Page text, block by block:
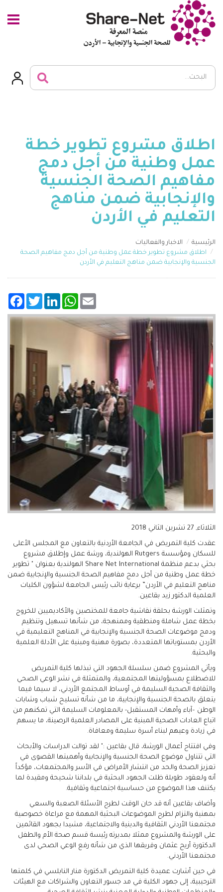
اطلاق مشروع تطوير خطة
عمل وطنية من أجل دمج
مفاهيم الصحة الجنسية
والإنجابية ضمن مناهج
التعليم في الأردن
الرئيسية
الاخبار والفعاليات
اطلاق مشروع تطوير خطة عمل وطنية من أجل دمج مفاهيم الصحة
الجنسية والإنجابية ضمن مناهج التعليم في الأردن
TwitterLinkedInWhatsApp Email
الثلاثاء, 27 تشرين الثاني 2018
عقدت كلية التمريض في الجامعة الأردنية بالتعاون مع المجلس الأعلى
للسكان ومؤسسة Rutgers الهولندية، ورشة عمل وإطلاق مشروع
بحثي بدعم منظمة Share Net International الهولندية بعنوان " تطوير
خطة عمل وطنية من أجل دمج مفاهيم الصحة الجنسية والإنجابية ضمن
مناهج التعليم في الأردن” برعاية نائب رئيس الجامعة لشؤون الكليات
العلمية الدكتور زيد بقاعين.
وتمثلت الورشة بحلقة نقاشية جامعة للمختصين والأكاديميين للخروج
بخطة عمل شاملة ومنطقية وممنهجة، من شأنها تسهيل وتنظيم
ودمج موضوعات الصحة الجنسية والإنجابية في المناهج التعليمية في
الأردن بمستوياتها المتعددة، بصورة مهنية ومبنية على الأدلة العلمية
والبحثية.
ويأتي المشروع ضمن سلسلة الجهود التي تبذلها كلية التمريض
للاضطلاع بمسؤوليتها المجتمعية، والمتمثلة في نشر الوعي الصحي
والثقافة الصحية السليمة في أوساط المجتمع الأردني، لا سيما فيما
يتعلق بالصحة الجنسية والإنجابية، ما من شأنه تسليح شباب وشابات
الوطن –آباء وأمهات المستقبل- بالمعلومات السليمة التي تمكنهم من
اتباع العادات الصحية المبنية على المصادر العلمية الرصينة، ما يسهم
في زيادة وعيهم لبناء أسرة سليمة ومعافاة.
وفي افتتاح أعمال الورشة، قال بقاعين :" لقد توالت الدراسات والأبحاث
التي تتناول موضوع الصحة الجنسية والإنجابية وأهميتها القصوى في
تعزيز الصحة والحد من انتشار الأمراض في الأسر والمجتمعات، مؤكداً
أنه ولعقود طويلة ظلت الجهود البحثية في بلداننا شحيحة ومقيدة لما
يكتنف هذا الموضوع من حساسية اجتماعية وثقافية.
وأضاف بقاعين أنه قد حان الوقت لطرح الأسئلة الصعبة والسعي
بمهنية والتزام لطرح الموضوعات البحثية المهمة مع مراعاة خصوصية
مجتمعنا الأردني الثقافية والدينية والاجتماعية، مشيدا بجهود القائمين
على الورشة والمشروع ممثلا بمديرته رئيسة قسم صحة الأم والطفل
الدكتورة أريج عثمان وفريقها الذي من شأنه رفع الوعي الصحي لدى
مجتمعنا الأردني.
في حين أشارت عميدة كلية التمريض الدكتورة منار النابلسي في كلمتها
الترحيبية، إلى جهود الكلية في مد جسور التعاون والشراكات مع الهيئات